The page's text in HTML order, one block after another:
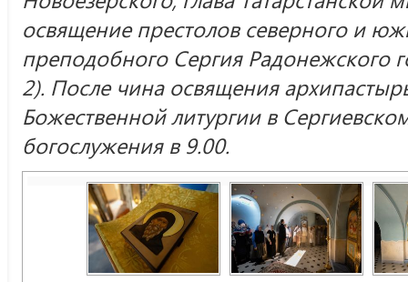
освящение престолов северного и
преподобного Сергия Радонежского
2). После чина освящения
Божественной литургии в
богослужения в 9.00.